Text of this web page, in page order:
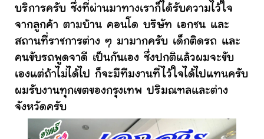
บริการครับ ซึ่งที่ผ่านมาทางเราก็ได้รับความไว้ใจ
จากลูกค้า ตามบ้าน คอนโด บริษัท เอกชน และ
สถานที่ราชการต่าง ๆ มามากครับ เด็กติดรถ และ
คนขับรถพูดจาดี เป็นกันเอง ซึ่งปกติแล้วผมจะขับ
เองแต่ถ้าไม่ได้ไป ก็จะมีทีมงานที่ไว้ใจได้ไปแทนครับ
ผมรับงานทุกเขตของกรุงเทพ ปริมณฑลและต่าง
จังหวัดครับ